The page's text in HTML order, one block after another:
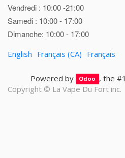
Vendredi : 10:00 -21:00
Samedi : 10:00 - 17:00
Dimanche: 10:00 - 17:00
English Français (CA) Français
Powered by Odoo , the #1
Copyright © La Vape Du Fort inc.